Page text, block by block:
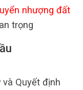
nhượng đất
trọng
Quyết định